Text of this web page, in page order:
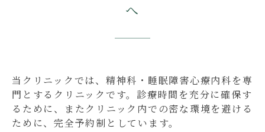
へ
当クリニックでは、精神科・睡眠障害心療内科を専
門とするクリニックです。診療時間を充分に確保す
るために、またクリニック内での密な環境を避ける
ために、完全予約制としています。